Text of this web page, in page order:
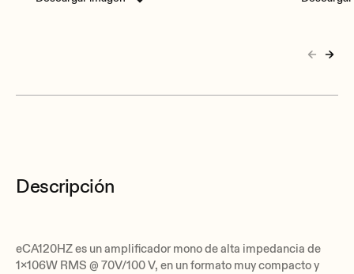
Descripción
eCA120HZ es un amplificador mono de alta impedancia de
1x106W RMS @ 70V/100 V, en un formato muy compacto y